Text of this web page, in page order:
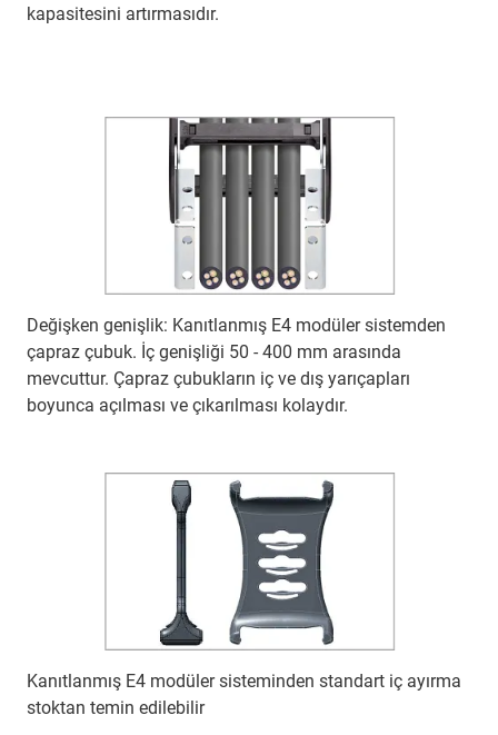
kapasitesini artırmasıdır.
Değişken genişlik: Kanıtlanmış E4 modüler sistemden
çapraz çubuk. İç genişliği 50 - 400 mm arasında
mevcuttur. Çapraz çubukların iç ve dış yarıçapları
boyunca açılması ve çıkarılması kolaydır.
Kanıtlanmış E4 modüler sisteminden standart iç ayırma
stoktan temin edilebilir